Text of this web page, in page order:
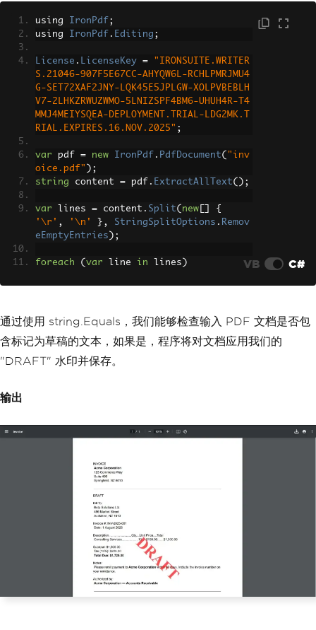
using IronPdf ;
using IronPdf . Editing ;
License . LicenseKey =
"IRONSUITE.WRITER
S.21046-907F5E67CC-AHYQW6L-RCHLPMRJMU4
G-SET72XAF2JNY-LQK45E5JPLGW-XOLPVBEBLH
V7-2LHKZRWUZWMO-5LNIZSPF4BM6-UHUH4R-T4
MMJ4MEIYSQEA-DEPLOYMENT.TRIAL-LDG2MK.T
RIAL.EXPIRES.16.NOV.2025" ;
var pdf = new IronPdf . PdfDocument( "inv
oice.pdf" );
string content = pdf . ExtractAllText();
var lines = content . Split( new
{
'\r' , '\n' }, StringSplitOptions . Remov
eEmptyEntries );
foreach ( var line in lines )
se
))
Console.WriteLine("The documen
t is a draft."
ght:bold;'>DRAFT</div>";
45,
            verticalAlignment
.
            horizontalAlignment
ontalAlignment.Center
        pdf
.SaveAs("watermarked_invoic
VB C#
通过使用 string.Equals，我们能够检查输入 PDF 文档是否包
含标记为草稿的文本，如果是，程序将对文档应用我们的
"DRAFT" 水印并保存。
输出